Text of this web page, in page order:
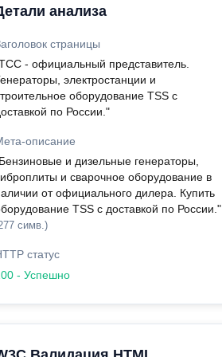
анализа
страницы
- официальный представитель.
электростанции и
оборудование TSS с
по России."
описание
и дизельные генераторы,
и сварочное оборудование в
от официального дилера. Купить
TSS с доставкой по России."
симв.)
статус
- Успешно